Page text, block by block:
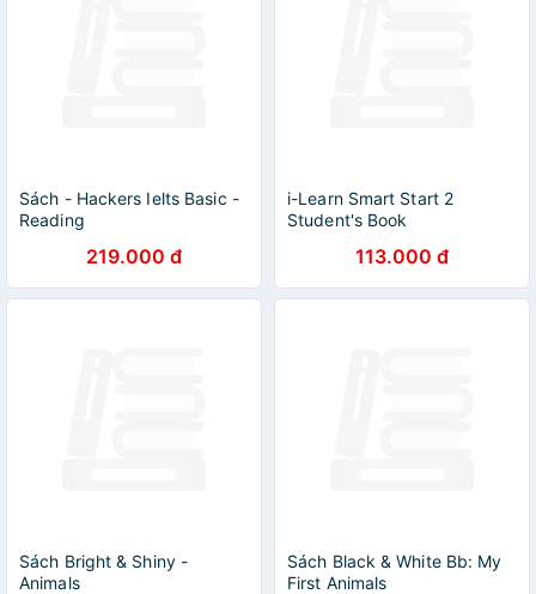
Sách - Hackers Ielts Basic -
Reading
219.000 đ
i-Learn Smart Start 2
Student's Book
113.000 đ
Sách Bright & Shiny -
Animals
Sách Black & White Bb: My
First Animals